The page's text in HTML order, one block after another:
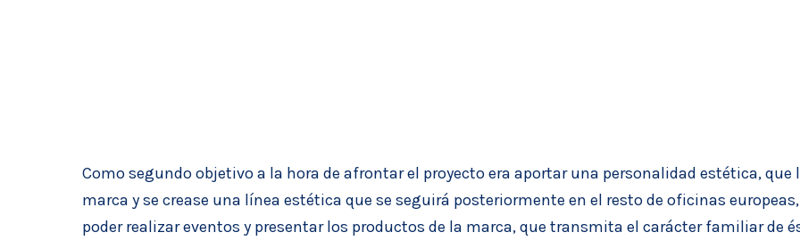
Como segundo objetivo a la hora de afrontar el proyecto era aportar una personalidad estética,
marca y se crease una línea estética que se seguirá posteriormente en el resto de oficinas
poder realizar eventos y presentar los productos de la marca, que transmita el carácter familiar de